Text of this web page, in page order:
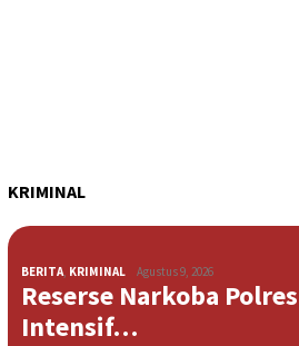
KRIMINAL
BERITA, KRIMINAL Agustus 9, 2026
Reserse Narkoba
Intensif…